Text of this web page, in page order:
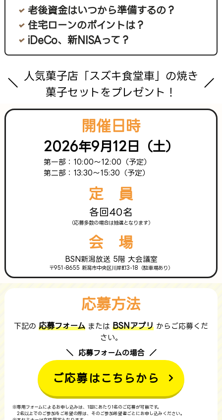
お問い合わせ
老後資金はいつから準備するの？
住宅ローンのポイントは？
iDeCo、新NISAって？
人気菓子店「スズキ食堂車」の焼き
菓子セットをプレゼント！
開催日時
2026年9月12日（土）
第一部：10:00～12:00（予定）
第二部：13:30～15:30（予定）
定 員
各回40名
（応募多数の場合は抽選となります）
会 場
BSN新潟放送 5階 大会議室
〒951-8655 新潟市中央区川岸町3-18（駐車場あり）
応募方法
下記の 応募フォーム または BSNアプリ からご応募くだ
さい。
応募フォームの場合
ご応募はこちらから
※専用フォームによるお申し込みは、1回にあたり1名のご応募が可能です。
2名以上でのご参加をご希望の際は、そのご参加希望者ごとにお申し込みください。